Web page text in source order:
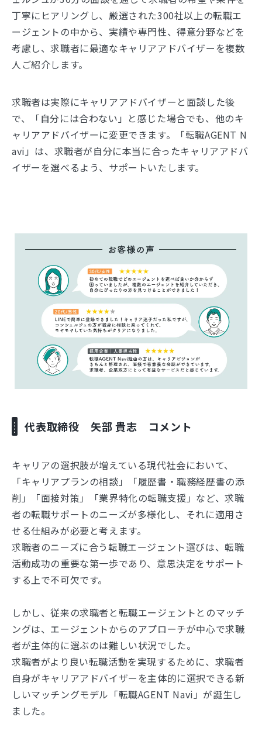
丁寧にヒアリングし、厳選された300社以上の転職エ
ージェントの中から、実績や専門性、得意分野などを
考慮し、求職者に最適なキャリアアドバイザーを複数
人ご紹介します。
求職者は実際にキャリアアドバイザーと面談した後
で、「自分には合わない」と感じた場合でも、他のキ
ャリアアドバイザーに変更できます。「転職AGENT N
avi」は、求職者が自分に本当に合ったキャリアアドバ
イザーを選べるよう、サポートいたします。
代表取締役 矢部 貴志 コメント
キャリアの選択肢が増えている現代社会において、
「キャリアプランの相談」「履歴書・職務経歴書の添
削」「面接対策」「業界特化の転職支援」など、求職
者の転職サポートのニーズが多様化し、それに適用さ
せる仕組みが必要と考えます。
求職者のニーズに合う転職エージェント選びは、転職
活動成功の重要な第一歩であり、意思決定をサポート
する上で不可欠です。
しかし、従来の求職者と転職エージェントとのマッチ
ングは、エージェントからのアプローチが中心で求職
者が主体的に選ぶのは難しい状況でした。
求職者がより良い転職活動を実現するために、求職者
自身がキャリアアドバイザーを主体的に選択できる新
しいマッチングモデル「転職AGENT Navi」が誕生し
ました。